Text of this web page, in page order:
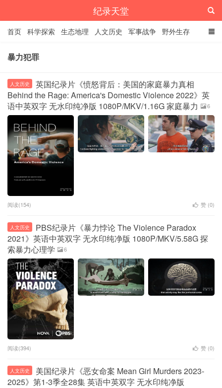
纪录天堂
首页 科学探索 生态地理 人文历史 军事战争 野外生存
经典纪录
暴力犯罪
人文历史
英国纪录片《愤怒背后：美国的家庭暴力真相
Behind the Rage: America's Domestic Violence 2022》英
语中英双字 无水印纯净版 1080P/MKV/1.16G 家庭暴力
6
阅读(154) 赞 (0)
人文历史
PBS纪录片《暴力悖论 The Violence Paradox
2021》英语中英双字 无水印纯净版 1080P/MKV/5.58G 探
索暴力心理学
6
阅读(394) 赞 (0)
人文历史
美国纪录片《恶女命案 Mean Girl Murders 2023-
2025》第1-3季全28集 英语中英双字 无水印纯净版